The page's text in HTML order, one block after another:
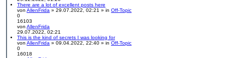
a
g
r
B
a
g
e
u
e
r
B
There are a lot of excellent posts here
von AllenFrida » 29.07.2022, 02:21 » in Off-Topic
0
16103
von AllenFrida
N
e
u
29.07.2022, 02:21
This is the kind of secrets I was looking for
von AllenFrida » 09.04.2022, 22:40 » in Off-Topic
0
16018